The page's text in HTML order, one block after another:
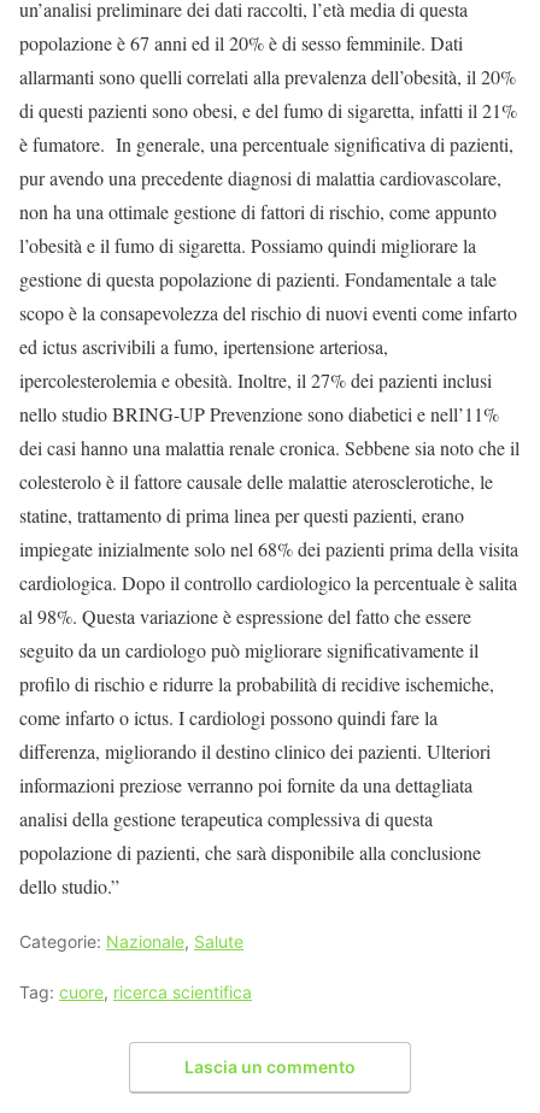
un’analisi preliminare dei dati raccolti, l’età media di questa
popolazione è 67 anni ed il 20% è di sesso femminile. Dati
allarmanti sono quelli correlati alla prevalenza dell’obesità, il 20%
di questi pazienti sono obesi, e del fumo di sigaretta, infatti il 21%
è fumatore. In generale, una percentuale significativa di pazienti,
pur avendo una precedente diagnosi di malattia cardiovascolare,
non ha una ottimale gestione di fattori di rischio, come appunto
l’obesità e il fumo di sigaretta. Possiamo quindi migliorare la
gestione di questa popolazione di pazienti. Fondamentale a tale
scopo è la consapevolezza del rischio di nuovi eventi come infarto
ed ictus ascrivibili a fumo, ipertensione arteriosa,
ipercolesterolemia e obesità. Inoltre, il 27% dei pazienti inclusi
nello studio BRING-UP Prevenzione sono diabetici e nell’11%
dei casi hanno una malattia renale cronica. Sebbene sia noto che il
colesterolo è il fattore causale delle malattie aterosclerotiche, le
statine, trattamento di prima linea per questi pazienti, erano
impiegate inizialmente solo nel 68% dei pazienti prima della visita
cardiologica. Dopo il controllo cardiologico la percentuale è salita
al 98%. Questa variazione è espressione del fatto che essere
seguito da un cardiologo può migliorare significativamente il
profilo di rischio e ridurre la probabilità di recidive ischemiche,
come infarto o ictus. I cardiologi possono quindi fare la
differenza, migliorando il destino clinico dei pazienti. Ulteriori
informazioni preziose verranno poi fornite da una dettagliata
analisi della gestione terapeutica complessiva di questa
popolazione di pazienti, che sarà disponibile alla conclusione
dello studio.”
Categorie: Nazionale, Salute
Tag: cuore, ricerca scientifica
Lascia un commento